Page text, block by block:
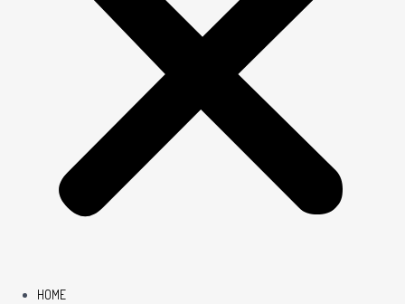
HOME